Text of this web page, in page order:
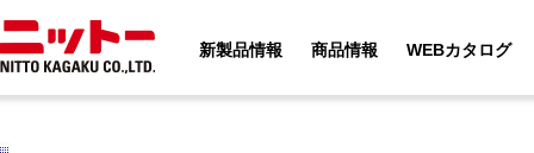
新製品情報 商品情報 WEBカタログ